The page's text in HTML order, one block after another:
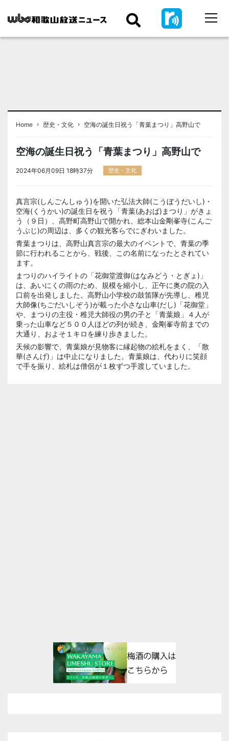
Home › 歴史・文化 › 空海の誕生日祝う「青葉まつり」高野山で
空海の誕生日祝う「青葉まつり」高野山で
2024年06月09日 18時37分 歴史・文化
真言宗(しんごんしゅう)を開いた弘法大師(こうぼうだいし)・
空海(くうかい)の誕生日を祝う「青葉(あおば)まつり」がきょ
う（９日）、高野町高野山で開かれ、総本山金剛峯寺(こんご
うぶじ)の周辺は、多くの観光客らでにぎわいました。
青葉まつりは、高野山真言宗の最大のイベントで、青葉の季
節に行われることから、戦後、この名前になったとされてい
ます。
まつりのハイライトの「花御堂渡御(はなみどう・とぎょ)」
は、あいにくの雨のため、規模を縮小し、正午に奥の院の入
口前を出発しました。高野山小学校の鼓笛隊が先導し、稚児
大師像(ちごだいしぞう)が載った小さな山車(だし)「花御堂」
や、まつりの主役・稚児大師役の男の子と「青葉娘」４人が
乗った山車など５００人ほどの列が続き、金剛峯寺前までの
大通り、およそ１キロを練り歩きました。
天候の影響で、青葉娘が見物客に縁起物の絵札をまく、「散
華(さんげ)」は中止になりました。青葉娘は、代わりに笑顔
で手を振り、絵札は僧侶が１枚ずつ手渡していました。